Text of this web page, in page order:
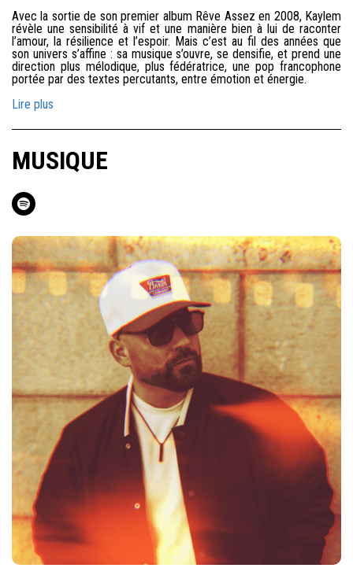
Avec la sortie de son premier album Rêve Assez en 2008, Kaylem
révèle une sensibilité à vif et une manière bien à lui de raconter
l’amour, la résilience et l’espoir. Mais c’est au fil des années que
son univers s’affine : sa musique s’ouvre, se densifie, et prend une
direction plus mélodique, plus fédératrice, une pop francophone
portée par des textes percutants, entre émotion et énergie.
Lire plus
MUSIQUE